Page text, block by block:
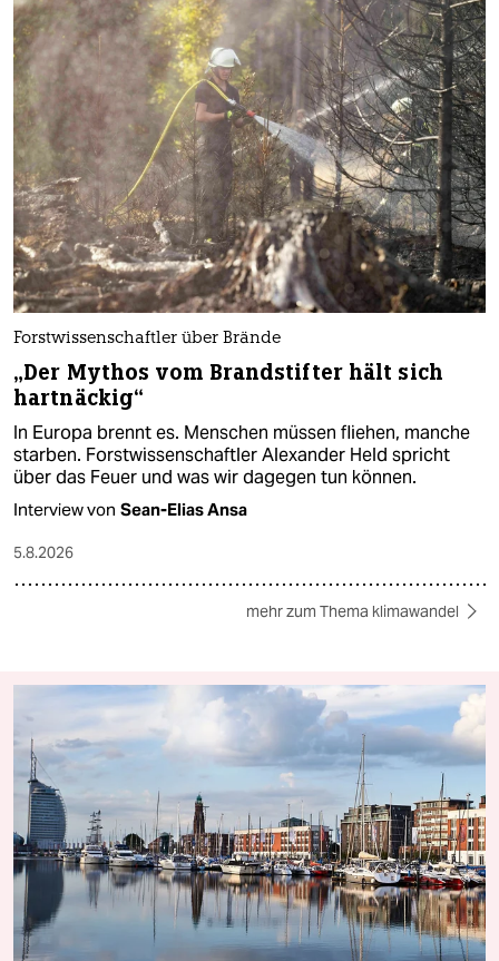
Forstwissenschaftler über Brände
„Der Mythos vom Brandstifter hält sich
hartnäckig“
In Europa brennt es. Menschen müssen fliehen, manche
starben. Forstwissenschaftler Alexander Held spricht
über das Feuer und was wir dagegen tun können.
Interview von Sean-Elias Ansa
5.8.2026
mehr zum Thema klimawandel